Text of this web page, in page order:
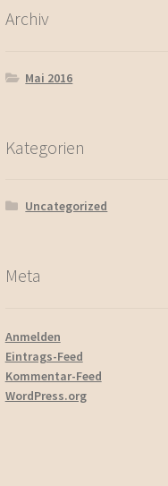
Archiv
Mai 2016
Kategorien
Uncategorized
Meta
Anmelden
Eintrags-Feed
Kommentar-Feed
WordPress.org